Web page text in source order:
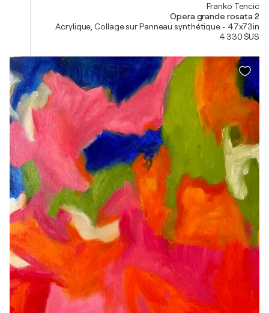
Franko Tencic
Opera grande rosata 2
Acrylique, Collage sur Panneau synthétique - 47x73in
4 330 $US